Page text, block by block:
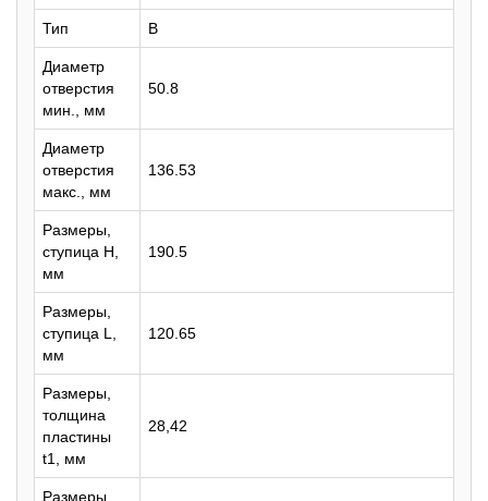
Тип B
Диаметр
отверстия
мин., мм
50.8
Диаметр
отверстия
макс., мм
136.53
Размеры,
ступица H,
мм
190.5
Размеры,
ступица L,
мм
120.65
Размеры,
толщина
пластины
t1, мм
28,42
Размеры,